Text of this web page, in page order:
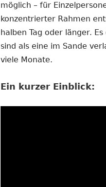
möglich – für
konzentrierter Rahmen
halben Tag oder länger.
sind als eine im Sande
viele Monate.
Ein kurzer Einblick: